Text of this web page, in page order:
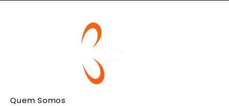
Quem Somos